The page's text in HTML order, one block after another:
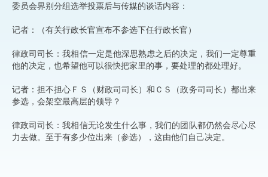
委员会界别分组选举投票后与传媒的谈话内容：
记者：（有关行政长官宣布不参选下任行政长官）
律政司司长：我相信一定是他深思熟虑之后的决定，我们一定尊重
他的决定，也希望他可以很快把家里的事，要处理的都处理好。
记者：担不担心ＦＳ（财政司司长）和ＣＳ（政务司司长）都出来
参选，会架空最高层的领导？
律政司司长：我相信无论发生什么事，我们的团队都仍然会尽心尽
力去做。至于有多少位出来（参选），这由他们自己决定。